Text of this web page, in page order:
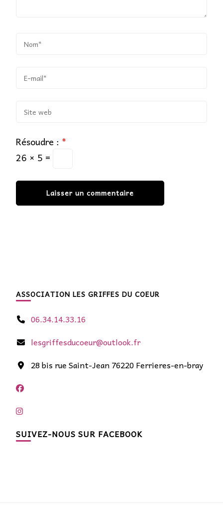
Résoudre : *
26 × 5 =
ASSOCIATION LES GRIFFES DU COEUR
06.34.14.33.16
lesgriffesducoeur@outlook.fr
28 bis rue Saint-Jean 76220 Ferrieres-en-bray
SUIVEZ-NOUS SUR FACEBOOK